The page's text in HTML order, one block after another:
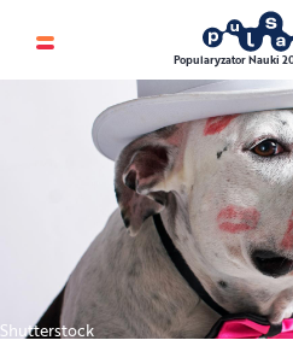
Popularyzator Nauki
Shutterstock